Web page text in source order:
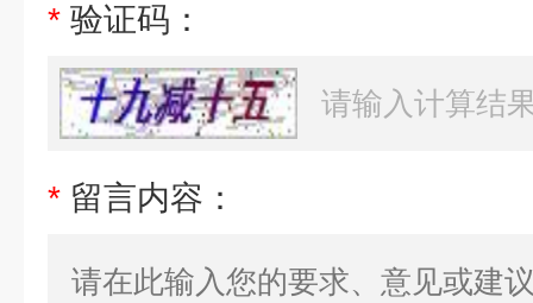
* 验证码：
* 留言内容：